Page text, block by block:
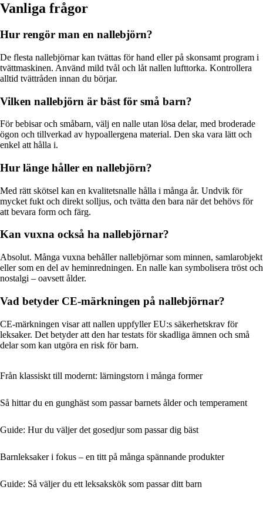
Vanliga frågor
Hur rengör man en nallebjörn?
De flesta nallebjörnar kan tvättas för hand eller på skonsamt program i
tvättmaskinen. Använd mild tvål och låt nallen lufttorka. Kontrollera
alltid tvättråden innan du börjar.
Vilken nallebjörn är bäst för små barn?
För bebisar och småbarn, välj en nalle utan lösa delar, med broderade
ögon och tillverkad av hypoallergena material. Den ska vara lätt och
enkel att hålla i.
Hur länge håller en nallebjörn?
Med rätt skötsel kan en kvalitetsnalle hålla i många år. Undvik för
mycket fukt och direkt solljus, och tvätta den bara när det behövs för
att bevara form och färg.
Kan vuxna också ha nallebjörnar?
Absolut. Många vuxna behåller nallebjörnar som minnen, samlarobjekt
eller som en del av heminredningen. En nalle kan symbolisera tröst och
nostalgi – oavsett ålder.
Vad betyder CE-märkningen på nallebjörnar?
CE-märkningen visar att nallen uppfyller EU:s säkerhetskrav för
leksaker. Det betyder att den har testats för skadliga ämnen och små
delar som kan utgöra en risk för barn.
Från klassiskt till modernt: lärningstorn i många former
Så hittar du en gunghäst som passar barnets ålder och temperament
Guide: Hur du väljer det gosedjur som passar dig bäst
Barnleksaker i fokus – en titt på många spännande produkter
Guide: Så väljer du ett leksakskök som passar ditt barn